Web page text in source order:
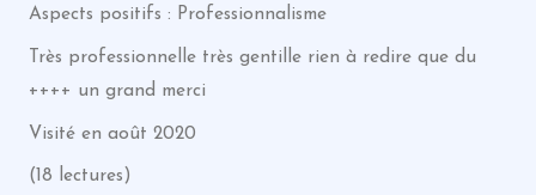
Aspects positifs : Professionnalisme
Très professionnelle très gentille rien à redire que du
++++ un grand merci
Visité en août 2020
(18 lectures)